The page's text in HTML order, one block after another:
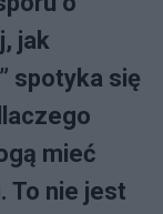
jak
spotyka się
mieć
To nie jest